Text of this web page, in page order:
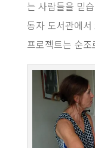
는 사람들을 믿
동자 도서관에
프로젝트는 순